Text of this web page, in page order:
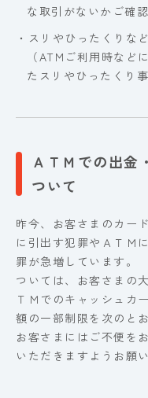
な取引がないかご確認
・スリやひったくりな
（ATMご利用時など
たスリやひったくり
ＡＴＭでの出金
ついて
昨今、お客さまのカー
に引出す犯罪やＡＴＭ
罪が急増しています。
ついては、お客さまの
ＴＭでのキャッシュカ
額の一部制限を次のと
お客さまにはご不便を
いただきますようお願